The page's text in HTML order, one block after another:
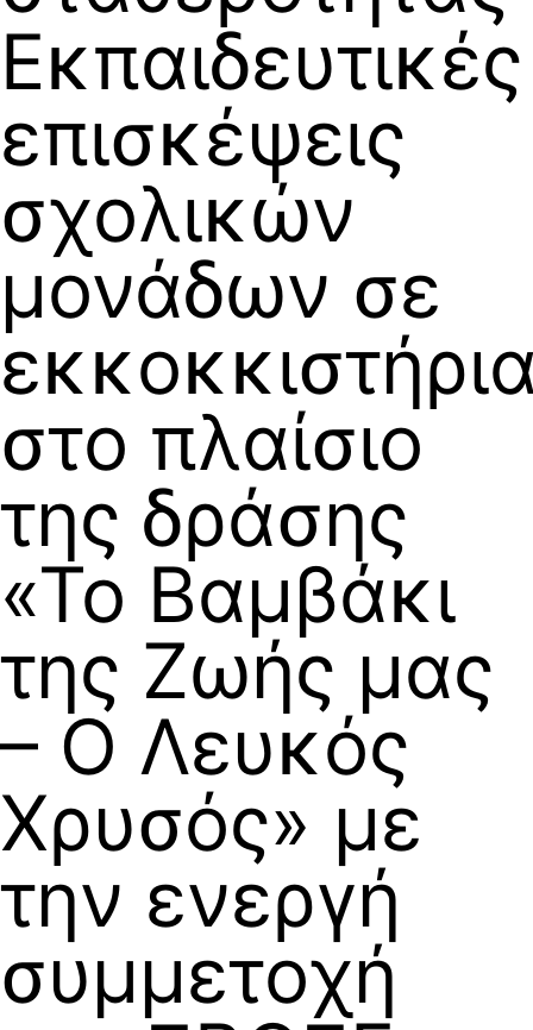
Εκπαιδευτικές
επισκέψεις
σχολικών
μονάδων σε
στο πλαίσιο
της δράσης
«Το Βαμβάκι
της Ζωής μας
– Ο Λευκός
Χρυσός» με
την ενεργή
συμμετοχή